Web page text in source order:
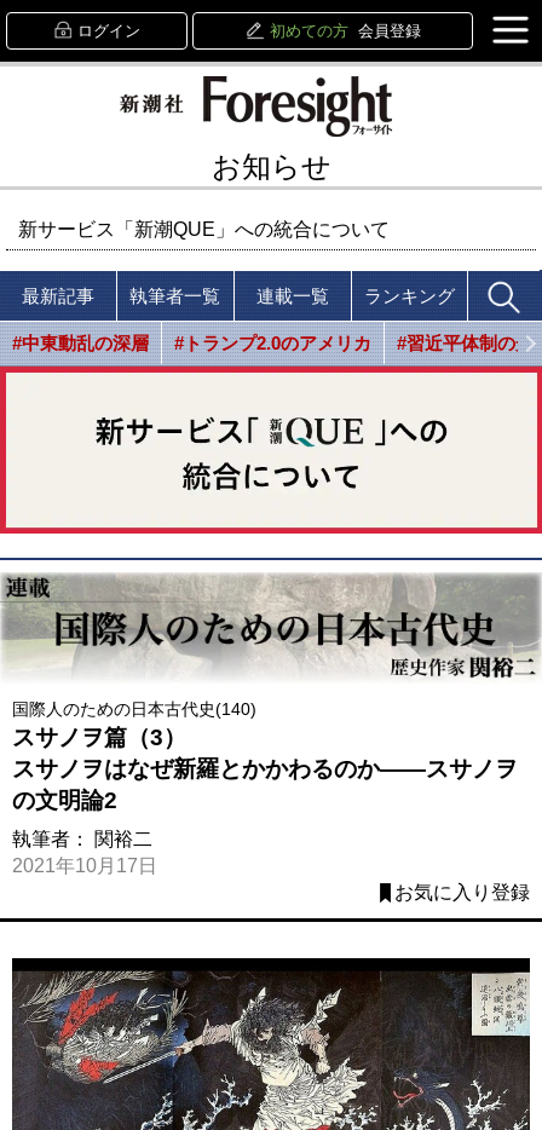
ログイン 初めての方 会員登録
お知らせ
新サービス「新潮QUE」への統合について
最新記事 執筆者一覧 連載一覧 ランキング
#中東動乱の深層 #トランプ2.0のアメリカ #習近平体制の光
国際人のための日本古代史(140)
スサノヲ篇（3）
スサノヲはなぜ新羅とかかわるのか――スサノヲ
の文明論2
執筆者： 関裕二
2021年10月17日
お気に入り登録